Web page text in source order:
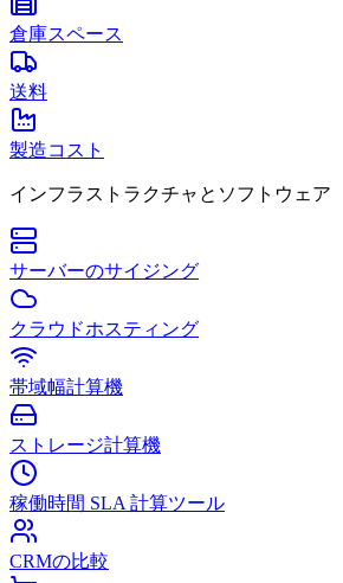
倉庫スペース
送料
製造コスト
インフラストラクチャとソフトウェア
サーバーのサイジング
クラウドホスティング
帯域幅計算機
ストレージ計算機
稼働時間 SLA 計算ツール
CRMの比較